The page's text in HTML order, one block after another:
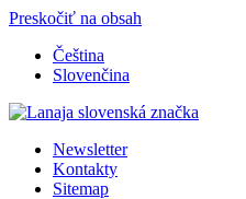
Preskočiť na obsah
Čeština
Slovenčina
Newsletter
Kontakty
Sitemap